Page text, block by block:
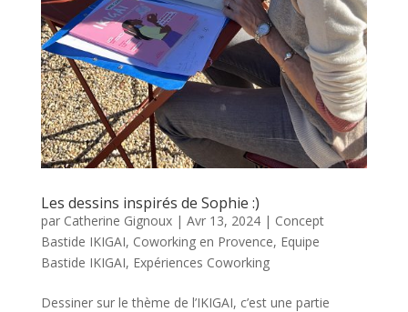
Les dessins inspirés de Sophie :)
par Catherine Gignoux| Avr 13, 2024| Concept
Bastide IKIGAI, Coworking en Provence, Equipe
Bastide IKIGAI, Expériences Coworking
Dessiner sur le thème de l’IKIGAI, c’est une partie